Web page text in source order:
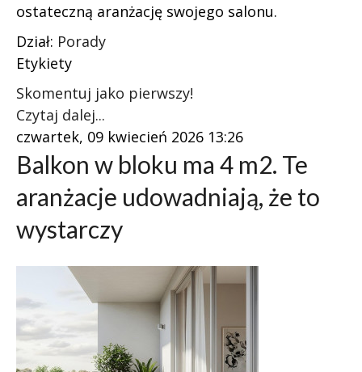
ostateczną aranżację swojego salonu.
Dział: Porady
Etykiety
Skomentuj jako pierwszy!
Czytaj dalej...
czwartek, 09 kwiecień 2026 13:26
Balkon w bloku ma 4 m2. Te
aranżacje udowadniają, że to
wystarczy